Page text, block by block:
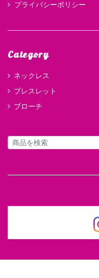
プライバシーポリシー
Category
ネックレス
ブレスレット
ブローチ